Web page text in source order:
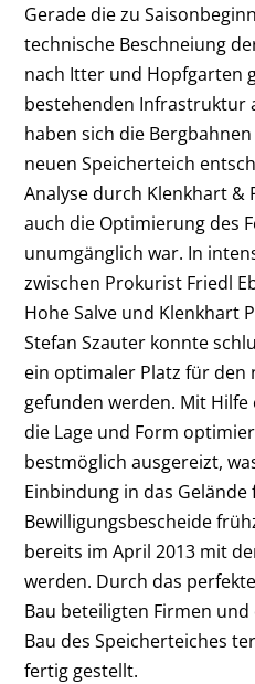
Gerade die zu
technische Beschneiung
nach Itter und Hopfgarten
bestehenden Infrastruktur
haben sich die
neuen Speicherteich
Analyse durch Klenkhart &
auch die Optimierung des
unumgänglich war. In
zwischen Prokurist Friedl
Hohe Salve und Klenkhart
Stefan Szauter konnte
ein optimaler Platz für den
gefunden werden. Mit
die Lage und Form
bestmöglich ausgereizt,
Einbindung in das
Bewilligungsbescheide
bereits im April 2013 mit
werden. Durch das
Bau beteiligten Firmen
Bau des Speicherteiches
fertig gestellt.